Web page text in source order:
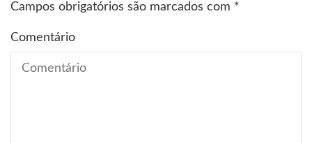
Campos obrigatórios são marcados com *
Comentário